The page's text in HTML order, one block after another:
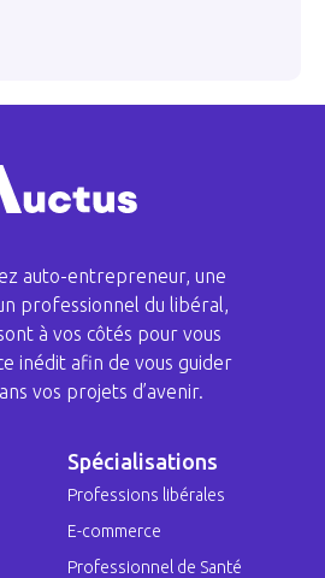
auto-entrepreneur, une
professionnel du libéral,
à vos côtés pour vous
inédit afin de vous guider
vos projets d’avenir.
Spécialisations
Professions libérales
E-commerce
Professionnel de Santé